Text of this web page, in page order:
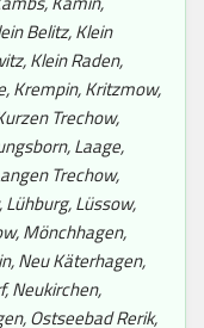
Belitz, Klein
Klein Raden,
Krempin, Kritzmow,
Trechow,
Laage,
Trechow,
Lüssow,
Mönchhagen,
Neu Käterhagen,
Neukirchen,
Ostseebad Rerik,